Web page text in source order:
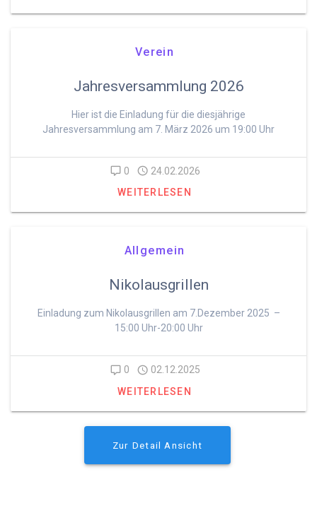
Verein
Jahresversammlung 2026
Hier ist die Einladung für die diesjährige
Jahresversammlung am 7. März 2026 um 19:00 Uhr
0
24.02.2026
WEITERLESEN
Allgemein
Nikolausgrillen
Einladung zum Nikolausgrillen am 7.Dezember 2025 –
15:00 Uhr-20:00 Uhr
0
02.12.2025
WEITERLESEN
Zur Detail Ansicht